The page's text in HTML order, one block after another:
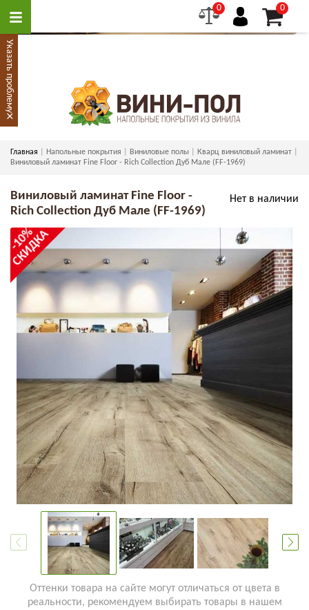
0 0
Главная Напольные покрытия Виниловые полы
Кварц виниловый ламинат
Виниловый ламинат Fine Floor - Rich Collection Дуб Мале (FF-1969)
Нет в наличии
Виниловый ламинат Fine Floor -
Rich Collection Дуб Мале (FF-1969)
-10%
СКИДКА
Оттенки товара на сайте могут отличаться от цвета в
реальности, рекомендуем выбирать товары в нашем
Указать проблему
×